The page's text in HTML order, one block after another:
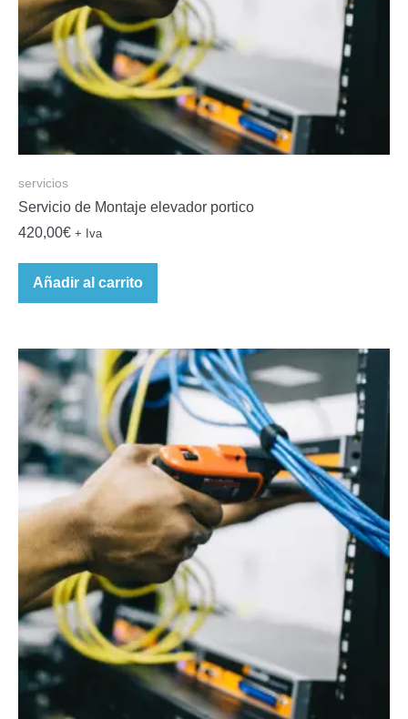
servicios
Servicio de Montaje elevador portico
420,00€ + Iva
Añadir al carrito